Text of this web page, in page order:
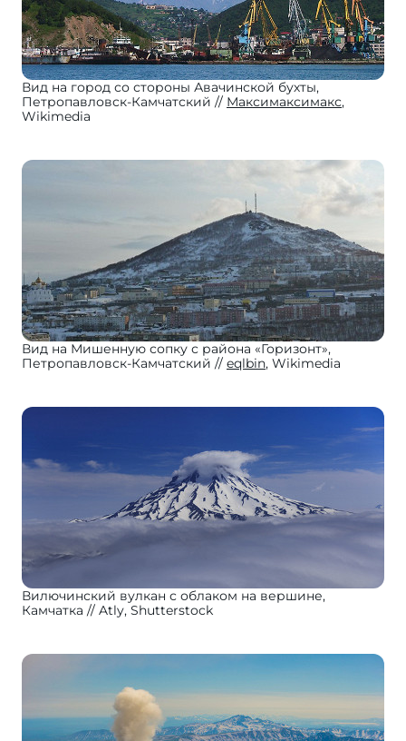
Вид на город со стороны Авачинской бухты,
Петропавловск-Камчатский
Максимаксимакс,
Wikimedia
Вид на Мишенную сопку с района «Горизонт»,
Петропавловск-Камчатский
eqlbin, Wikimedia
Вилючинский вулкан с облаком на вершине,
Камчатка
Atly, Shutterstock